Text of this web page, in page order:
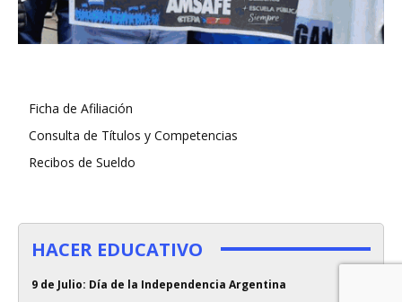
Ficha de Afiliación
Consulta de Títulos y Competencias
Recibos de Sueldo
HACER EDUCATIVO
9 de Julio: Día de la Independencia Argentina